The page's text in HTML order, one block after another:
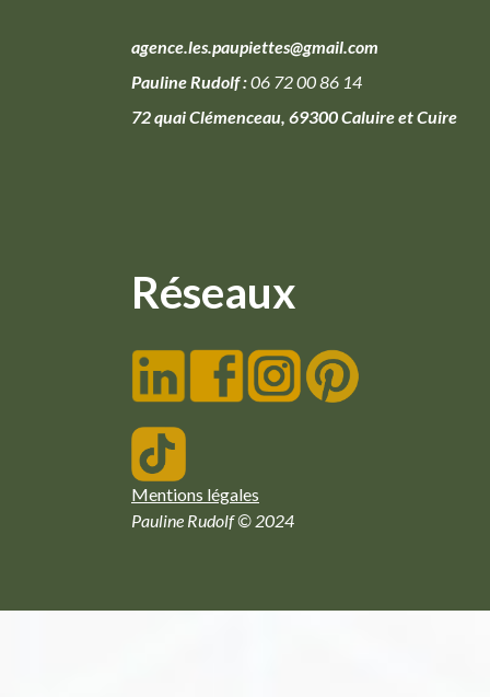
agence.les.paupiettes@gmail.com
Pauline Rudolf :06 72 00 86 14
72 quai Clémenceau, 69300 Caluire et Cuire
Réseaux
Mentions légales
Pauline Rudolf © 2024